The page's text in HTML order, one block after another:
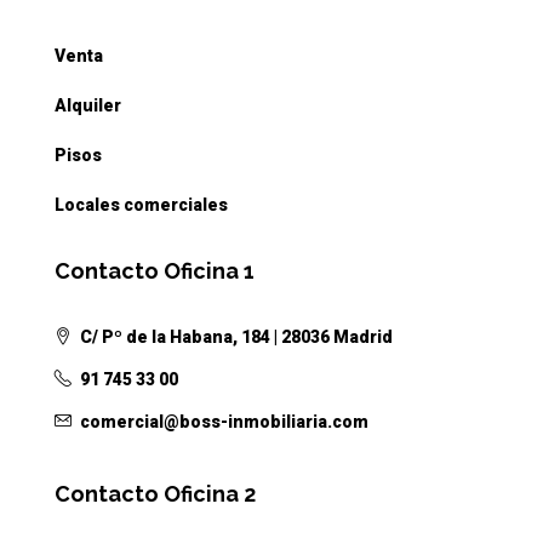
Venta
Alquiler
Pisos
Locales comerciales
Contacto Oficina 1
C/ Pº de la Habana, 184 | 28036 Madrid
91 745 33 00
comercial@boss-inmobiliaria.com
Contacto Oficina 2